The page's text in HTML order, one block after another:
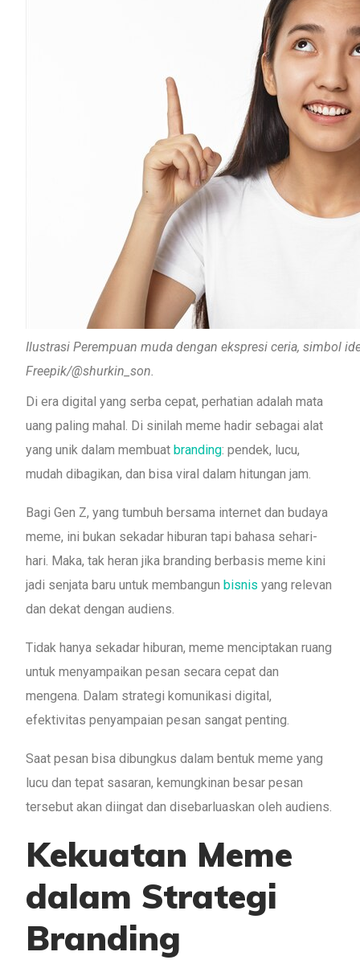
Ilustrasi Perempuan muda dengan ekspresi ceria, simbol
Freepik/@shurkin_son.
Di era digital yang serba cepat, perhatian adalah mata
uang paling mahal. Di sinilah meme hadir sebagai alat
yang unik dalam membuatbranding: pendek, lucu,
mudah dibagikan, dan bisa viral dalam hitungan jam.
Bagi Gen Z, yang tumbuh bersama internet dan budaya
meme, ini bukan sekadar hiburan tapi bahasa sehari-
hari. Maka, tak heran jika branding berbasis meme kini
jadi senjata baru untuk membangunbisnis yang relevan
dan dekat dengan audiens.
Tidak hanya sekadar hiburan, meme menciptakan ruang
untuk menyampaikan pesan secara cepat dan
mengena. Dalam strategi komunikasi digital,
efektivitas penyampaian pesan sangat penting.
Saat pesan bisa dibungkus dalam bentuk meme yang
lucu dan tepat sasaran, kemungkinan besar pesan
tersebut akan diingat dan disebarluaskan oleh audiens.
Kekuatan Meme
dalam Strategi
Branding